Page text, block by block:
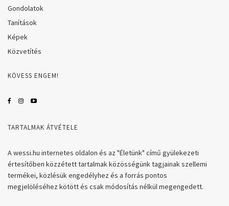
Gondolatok
Tanítások
Képek
Közvetítés
KÖVESS ENGEM!
TARTALMAK ÁTVÉTELE
A wessi.hu internetes oldalon és az "Életünk" című gyülekezeti
értesítőben közzétett tartalmak közösségünk tagjainak szellemi
termékei, közlésük engedélyhez és a forrás pontos
megjelöléséhez kötött és csak módosítás nélkül megengedett.